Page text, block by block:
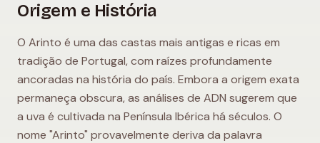
Origem e História
O Arinto é uma das castas mais antigas e ricas em
tradição de Portugal, com raízes profundamente
ancoradas na história do país. Embora a origem exata
permaneça obscura, as análises de ADN sugerem que
a uva é cultivada na Península Ibérica há séculos. O
nome "Arinto" provavelmente deriva da palavra